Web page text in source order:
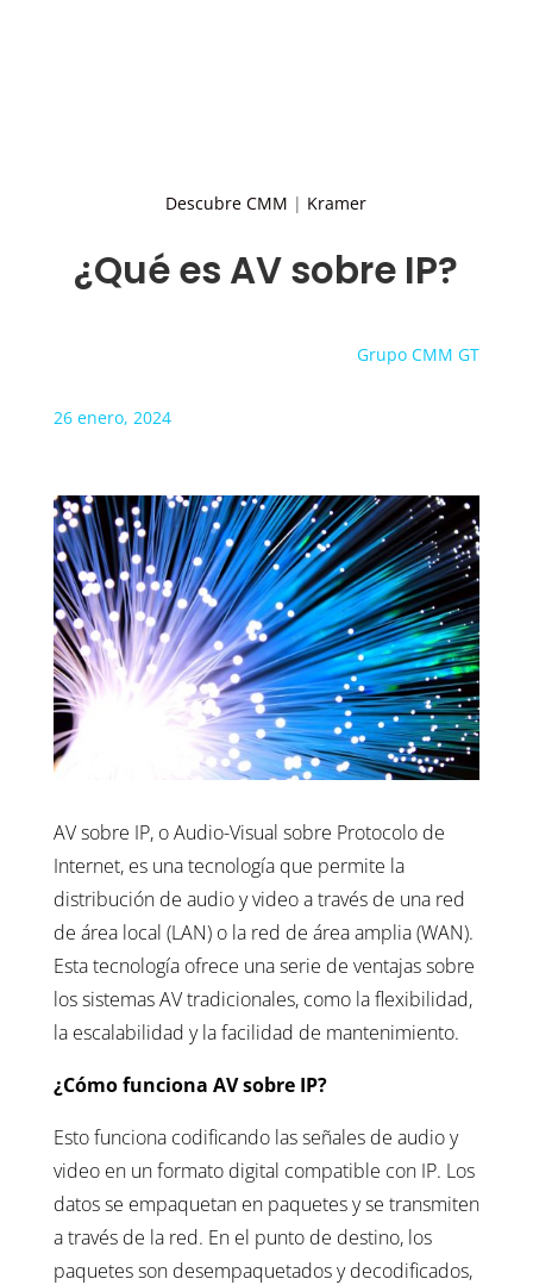
Descubre CMM | Kramer
¿Qué es AV sobre IP?
Grupo CMM GT
26 enero, 2024
AV sobre IP, o Audio-Visual sobre Protocolo de
Internet, es una tecnología que permite la
distribución de audio y video a través de una red
de área local (LAN) o la red de área amplia (WAN).
Esta tecnología ofrece una serie de ventajas sobre
los sistemas AV tradicionales, como la flexibilidad,
la escalabilidad y la facilidad de mantenimiento.
¿Cómo funciona AV sobre IP?
Esto funciona codificando las señales de audio y
video en un formato digital compatible con IP. Los
datos se empaquetan en paquetes y se transmiten
a través de la red. En el punto de destino, los
paquetes son desempaquetados y decodificados,